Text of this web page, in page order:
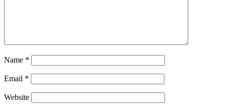
Name *
Email *
Website